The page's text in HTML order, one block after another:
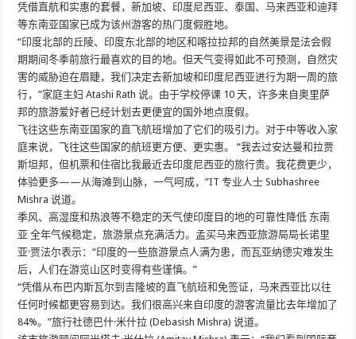
凭借直航和实惠的套餐，新加坡、印度尼西亚、泰国、马来西亚和迪拜
等东南亚国家已成为该州游客的热门度假胜地。
“印度北部的丘陵、印度东北部的地区和喀拉拉邦的自然美景是法会假
期期间冬季前旅行最喜欢的目的地。但天气变得如此不可预测，自然灾
害的威胁迫在眉睫，我们决定去新加坡和印度尼西亚进行为期一周的旅
行，”家庭主妇 Atashi Rath 说。由于学校停课 10 天，许多来自奥里萨
邦的旅游爱好者已经计划去更便宜的国外地点度假。
飞往这些东南亚国家的直飞航班增加了它们的吸引力。对于中等收入家
庭来说，飞往这些国家的航班更方便、更实惠。 “我去过安达曼和拉贾
斯坦邦，但机票和住宿比我最近去印度尼西亚的旅行贵。我花费更少，
体验更多——从海滩到山脉，一气呵成，”IT 专业人士 Subhashree
Mishra 说道。
季风、高湿度和热浪等不稳定的天气使印度目的地的可靠性降低 东南
亚 全年气候稳定，旅游景点充满活力。孟买马来西亚旅游局局长诺里
亚·贾法尔表示：“印度的一些旅游景点人满为患，而瓦亚纳德灾难发生
后，人们在游览山区时变得有些谨慎。”
“凭借从布巴内斯瓦尔到吉隆坡的直飞航班和免签证，马来西亚比以往
任何时候都更容易到达。我们很高兴来自印度的游客流量比去年增加了
84%。”旅行社德巴什·米什拉 (Debasish Mishra) 说道。